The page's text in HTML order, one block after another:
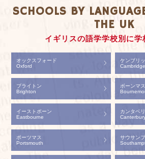
SCHOOLS BY
THE UK
イギリスの語学学校別に学
オックスフォード
Oxford
ケンブリ
Cambridge
ブライトン
Brighton
ボーンマス
イーストボーン
Eastbourne
カンタベ
ポーツマス
Portsmouth
サウサン